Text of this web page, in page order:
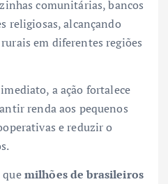
comunitárias, bancos
religiosas, alcançando
em diferentes regiões
a ação fortalece
renda aos pequenos
e reduzir o
quemilhões de brasileiros